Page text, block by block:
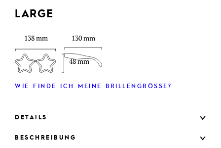
LARGE
138 mm
48 mm
130 mm
WIE FINDE ICH MEINE BRILLENGRÖSSE?
DETAILS
BESCHREIBUNG